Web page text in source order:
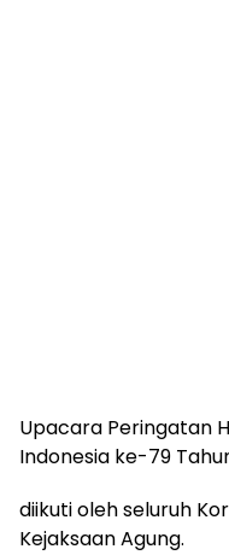
Upacara Peringatan
Indonesia ke-79
diikuti oleh seluruh
Kejaksaan Agung.